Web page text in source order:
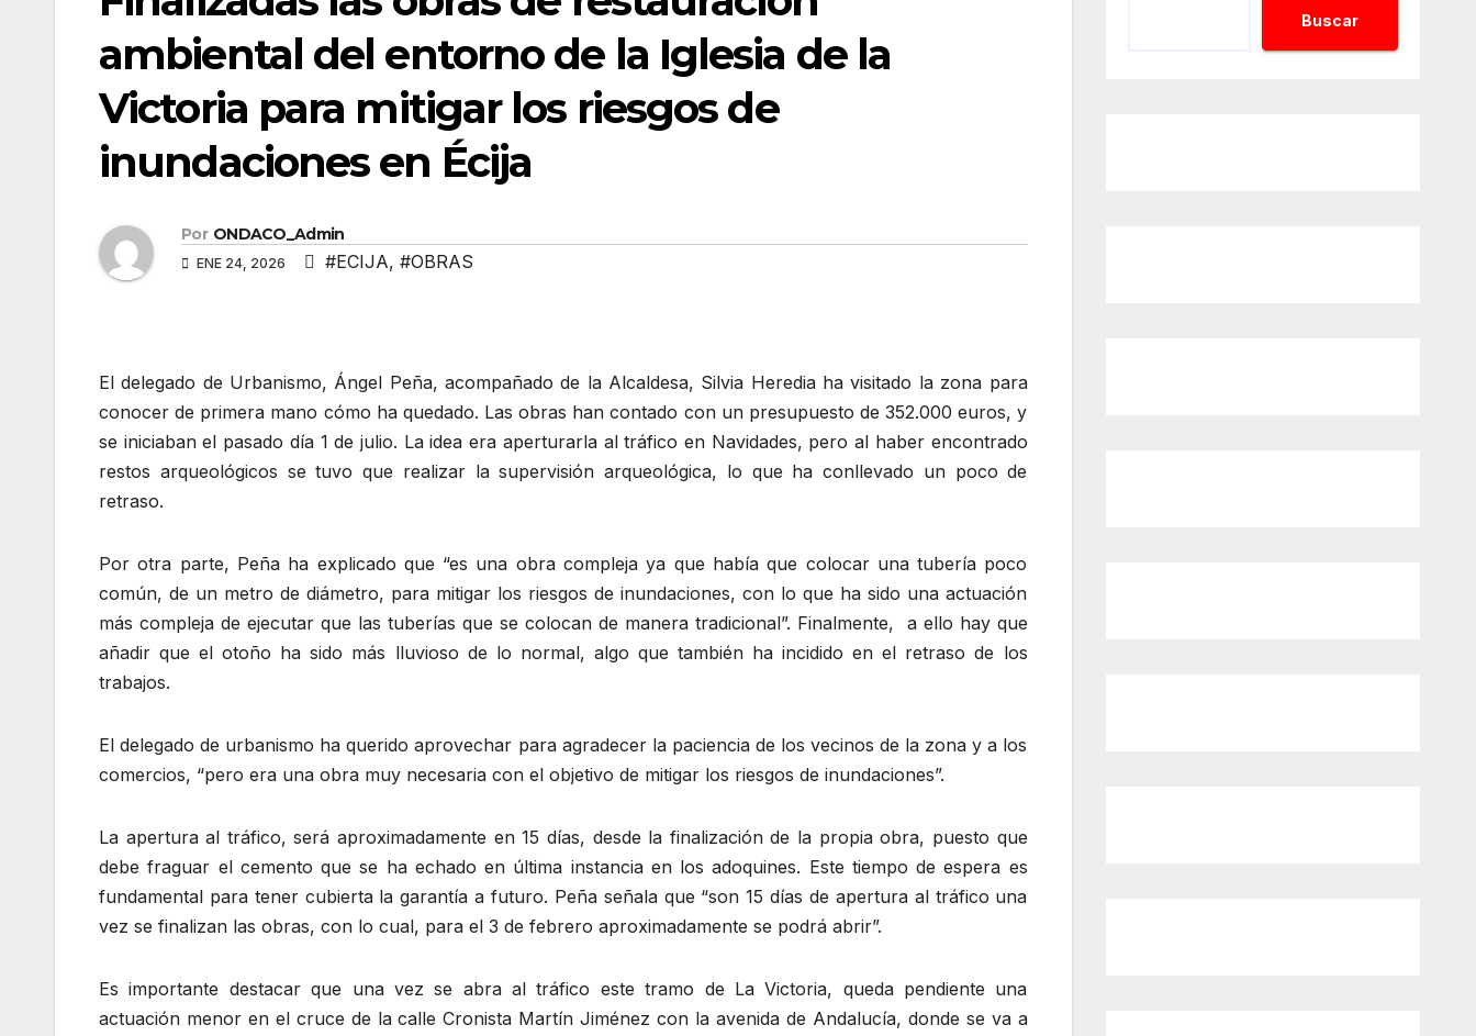
ambiental del entorno de la Iglesia de la
Victoria para mitigar los riesgos de
inundaciones en Écija
Por ONDACO_Admin
ENE 24, 2026 #ECIJA, #OBRAS
El delegado de Urbanismo, Ángel Peña, acompañado de la Alcaldesa, Silvia Heredia ha visitado la zona para
conocer de primera mano cómo ha quedado. Las obras han contado con un presupuesto de 352.000 euros, y
se iniciaban el pasado día 1 de julio. La idea era aperturarla al tráfico en Navidades, pero al haber encontrado
restos arqueológicos se tuvo que realizar la supervisión arqueológica, lo que ha conllevado un poco de
retraso.
Por otra parte, Peña ha explicado que “es una obra compleja ya que había que colocar una tubería poco
común, de un metro de diámetro, para mitigar los riesgos de inundaciones, con lo que ha sido una actuación
más compleja de ejecutar que las tuberías que se colocan de manera tradicional”. Finalmente, a ello hay que
añadir que el otoño ha sido más lluvioso de lo normal, algo que también ha incidido en el retraso de los
trabajos.
El delegado de urbanismo ha querido aprovechar para agradecer la paciencia de los vecinos de la zona y a los
comercios, “pero era una obra muy necesaria con el objetivo de mitigar los riesgos de inundaciones”.
La apertura al tráfico, será aproximadamente en 15 días, desde la finalización de la propia obra, puesto que
debe fraguar el cemento que se ha echado en última instancia en los adoquines. Este tiempo de espera es
fundamental para tener cubierta la garantía a futuro. Peña señala que “son 15 días de apertura al tráfico una
vez se finalizan las obras, con lo cual, para el 3 de febrero aproximadamente se podrá abrir”.
Es importante destacar que una vez se abra al tráfico este tramo de La Victoria, queda pendiente una
actuación menor en el cruce de la calle Cronista Martín Jiménez con la avenida de Andalucía, donde se va a
Buscar